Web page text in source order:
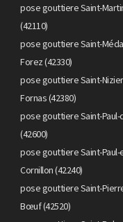
pose gouttiere Saint-
(42110)
pose gouttiere Saint-
Forez (42330)
pose gouttiere Saint-
Fornas (42380)
pose gouttiere Saint-Paul-
(42600)
pose gouttiere Saint-Paul-
Cornillon (42240)
pose gouttiere Saint-
Bœuf (42520)